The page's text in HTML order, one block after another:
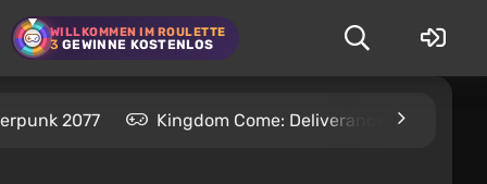
WILLKOMMEN IM ROULETTE
3 GEWINNE KOSTENLOS
2077 Kingdom Come: Deliverance 2